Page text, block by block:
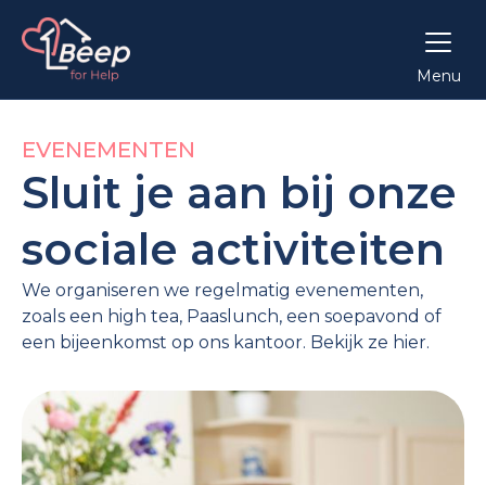
Menu
EVENEMENTEN
Sluit je aan bij onze
sociale activiteiten
We organiseren we regelmatig evenementen,
zoals een high tea, Paaslunch, een soepavond of
een bijeenkomst op ons kantoor. Bekijk ze hier.